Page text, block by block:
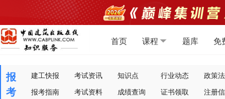
首页 课程 题库 免
报
考
建工快报 考试资讯 知识点 行业动态
政策
报考指南
考试资料 成绩查询 证书领取 注册